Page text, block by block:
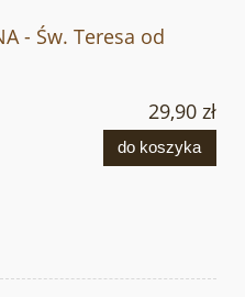
- Św. Teresa od
29,90 zł
do koszyka